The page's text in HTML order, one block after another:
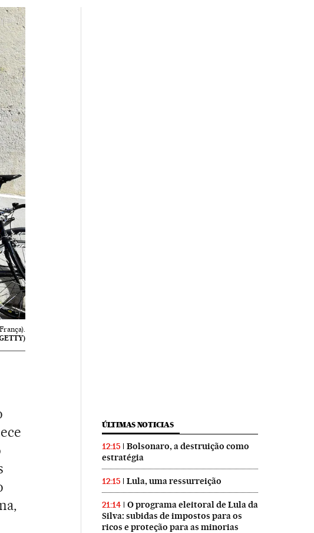
ÚLTIMAS NOTICIAS
12:15
Bolsonaro, a destruição como
estratégia
12:15 Lula, uma ressurreição
21:14
O programa eleitoral de Lula da
Silva: subidas de impostos para os
ricos e proteção para as minorias